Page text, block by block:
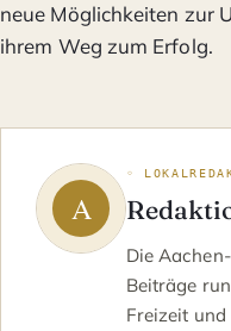
neue Möglichkeiten zur
ihrem Weg zum Erfolg.
◦
Die
Beiträge
Freizeit